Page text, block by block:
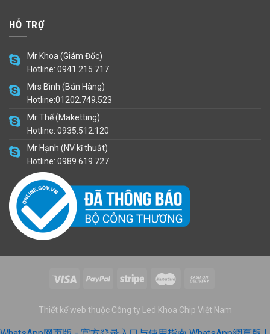
HỖ TRỢ
Mr Khoa (Giám Đốc)
Hotline: 0941.215.717
Mrs Bình (Bán Hàng)
Hotline:01202.749.523
Mr Thế (Maketting)
Hotline: 0935.512.120
Mr Hạnh (NV kĩ thuật)
Hotline: 0989.619.727
Thiết kế web thuộc Công ty Led Khoa Chip Việt Nam